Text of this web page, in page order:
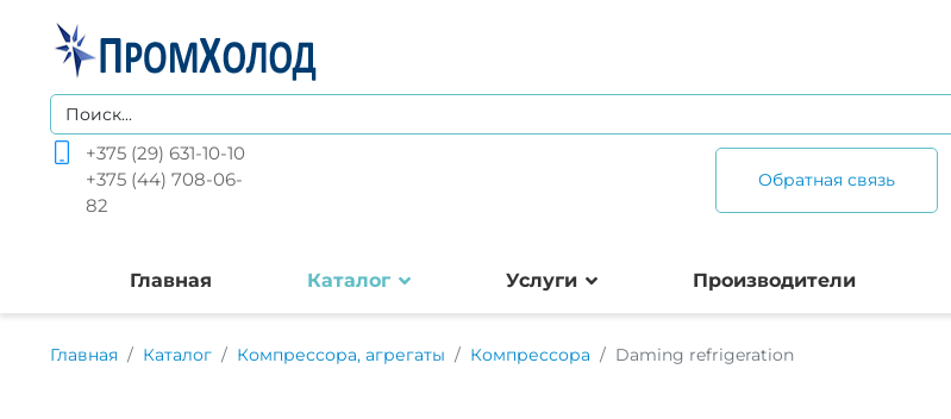
+375 (29) 631-10-10
+375 (44) 708-06-
82
Обратная связь
Главная Каталог Услуги Производители
Главная Каталог Компрессора, агрегаты Компрессора Daming refrigeration